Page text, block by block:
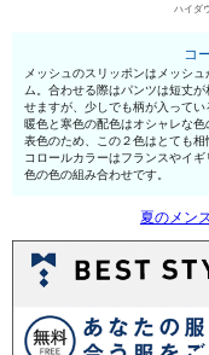
コ
メッシュのスリッポンはメッシ
ム。合わせる際はパンツは短丈
せますが、少しでも柄が入ってい
暖色と寒色の配色はオシャレな
表色のため、この２色はとても
コロールカラーはフランスやイ
色の色の組み合わせです。
夏のメン